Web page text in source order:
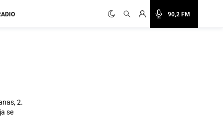
90,2 FM
2.
se